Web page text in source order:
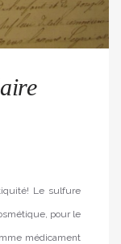
Le sulfure
pour le
médicament